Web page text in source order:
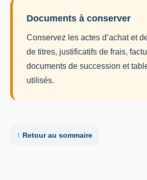
Documents à conserver
Conservez les actes d’achat et
de titres, justificatifs de frais,
documents de succession et
utilisés.
↑ Retour au sommaire